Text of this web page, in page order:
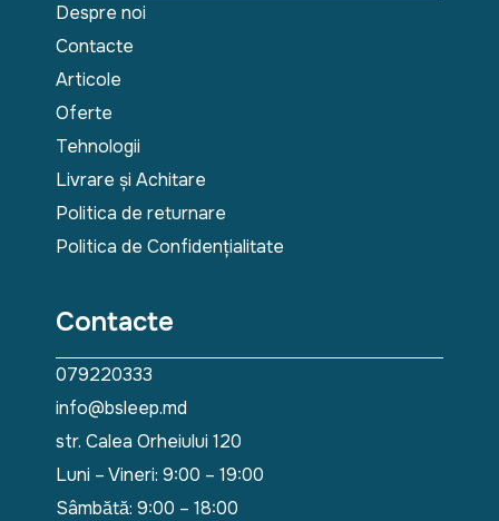
Despre noi
Contacte
Articole
Oferte
Tehnologii
Livrare și Achitare
Politica de returnare
Politica de Confidențialitate
Contacte
079220333
info@bsleep.md
str. Calea Orheiului 120
Luni – Vineri: 9:00 – 19:00
Sâmbătă: 9:00 – 18:00